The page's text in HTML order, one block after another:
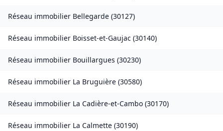
Réseau immobilier Bellegarde (30127)
Réseau immobilier Boisset-et-Gaujac (30140)
Réseau immobilier Bouillargues (30230)
Réseau immobilier La Bruguière (30580)
Réseau immobilier La Cadière-et-Cambo (30170)
Réseau immobilier La Calmette (30190)